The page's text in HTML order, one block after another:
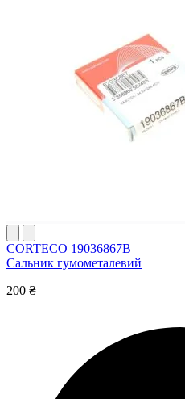
CORTECO 19036867B
Сальник гумометалевий
200 ₴